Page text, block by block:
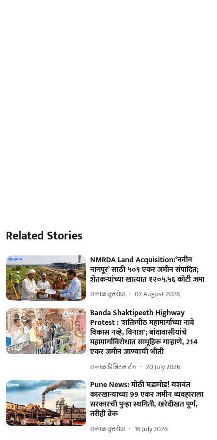
Related Stories
NMRDA Land Acquisition:‘नवीन
नागपूर’ साठी ५०९ एकर जमीन संपादित;
शेतकऱ्यांच्या खात्यात १२०५.५६ कोटी जमा
सकाळ वृत्तसेवा 02 August 2026
Banda Shaktipeeth Highway
Protest : 'शक्तिपीठ महामार्गाच्या नावे
विकास नव्हे, विनाश'; बांदावासीयांचे
महामार्गाविरोधात सामूहिक गाऱ्हाणे, 214
एकर जमीन जाण्याची भीती
सकाळ डिजिटल टीम 20 July 2026
Pune News: मोठी घडामोड! यशवंत
कारखान्याच्या 99 एकर जमीन व्यवहाराला
सरकारची पुन्हा स्थगिती, खरेदीखत पूर्ण,
तरीही ब्रेक
सकाळ वृत्तसेवा 16 July 2026